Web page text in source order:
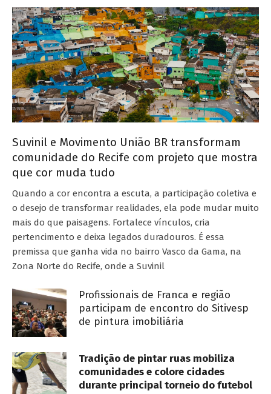
Suvinil e Movimento União BR transformam
comunidade do Recife com projeto que mostra
que cor muda tudo
Quando a cor encontra a escuta, a participação coletiva e
o desejo de transformar realidades, ela pode mudar muito
mais do que paisagens. Fortalece vínculos, cria
pertencimento e deixa legados duradouros. É essa
premissa que ganha vida no bairro Vasco da Gama, na
Zona Norte do Recife, onde a Suvinil
Profissionais de Franca e região
participam de encontro do Sitivesp
de pintura imobiliária
Tradição de pintar ruas mobiliza
comunidades e colore cidades
durante principal torneio do futebol